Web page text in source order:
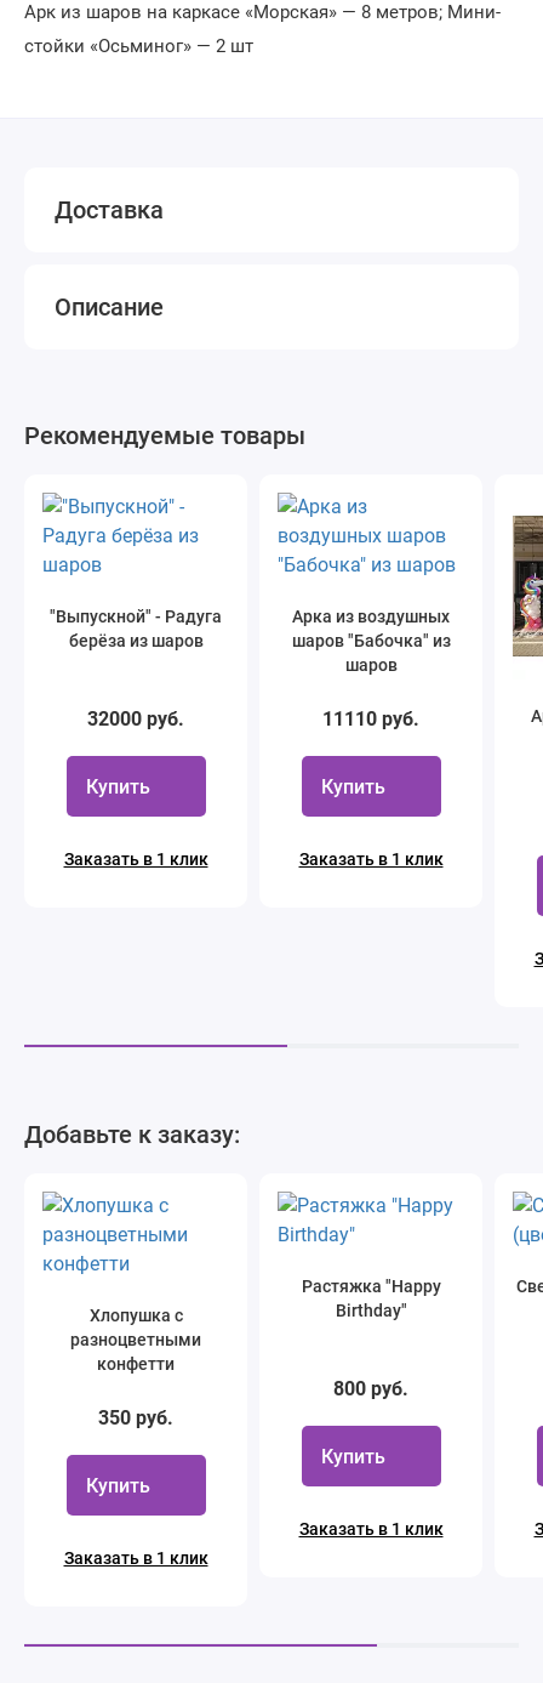
Арк из шаров на каркасе «Морская» — 8 метров; Мини-
стойки «Осьминог» — 2 шт
Доставка
Описание
Рекомендуемые товары
"Выпускной" - Радуга
берёза из шаров
32000 руб.
Купить
Заказать в 1 клик
Арка из воздушных
шаров "Бабочка" из
шаров
11110 руб.
Купить
Заказать в 1 клик
Добавьте к заказу:
Хлопушка с
разноцветными
конфетти
350 руб.
Купить
Заказать в 1 клик
Растяжка "Happy
Birthday"
800 руб.
Купить
Заказать в 1 клик